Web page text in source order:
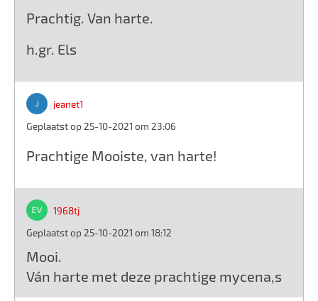
Prachtig. Van harte.
h.gr. Els
jeanet1
Geplaatst op 25-10-2021 om 23:06
Prachtige Mooiste, van harte!
1968tj
Geplaatst op 25-10-2021 om 18:12
Mooi.
Ván harte met deze prachtige mycena,s